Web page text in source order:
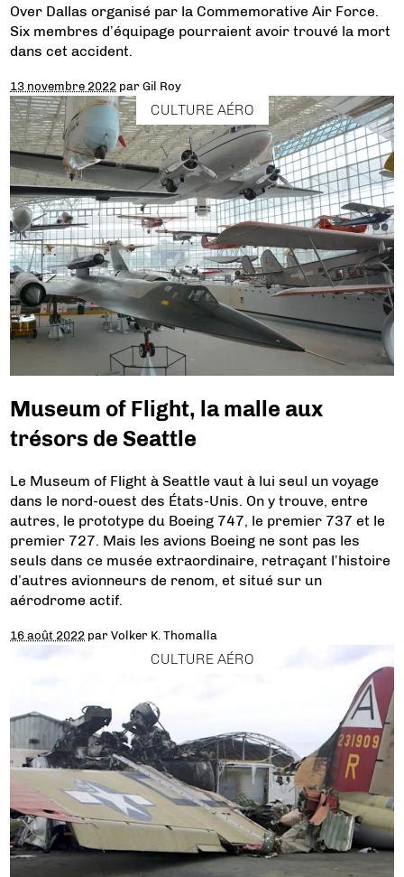
Over Dallas organisé par la Commemorative Air Force.
Six membres d’équipage pourraient avoir trouvé la mort
dans cet accident.
13 novembre 2022 parGil Roy
CULTURE AÉRO
Museum of Flight, la malle aux
trésors de Seattle
Le Museum of Flight à Seattle vaut à lui seul un voyage
dans le nord-ouest des États-Unis. On y trouve, entre
autres, le prototype du Boeing 747, le premier 737 et le
premier 727. Mais les avions Boeing ne sont pas les
seuls dans ce musée extraordinaire, retraçant l’histoire
d’autres avionneurs de renom, et situé sur un
aérodrome actif.
16 août 2022 parVolker K. Thomalla
CULTURE AÉRO